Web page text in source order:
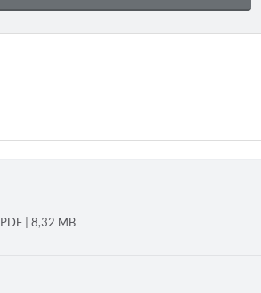
PDF | 8,32 MB